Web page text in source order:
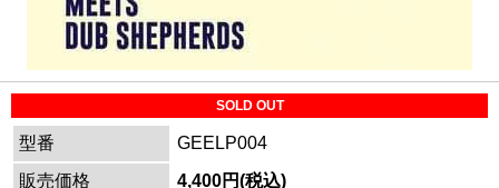
SOLD OUT
型番
GEELP004
販売価格
4,400円(税込)